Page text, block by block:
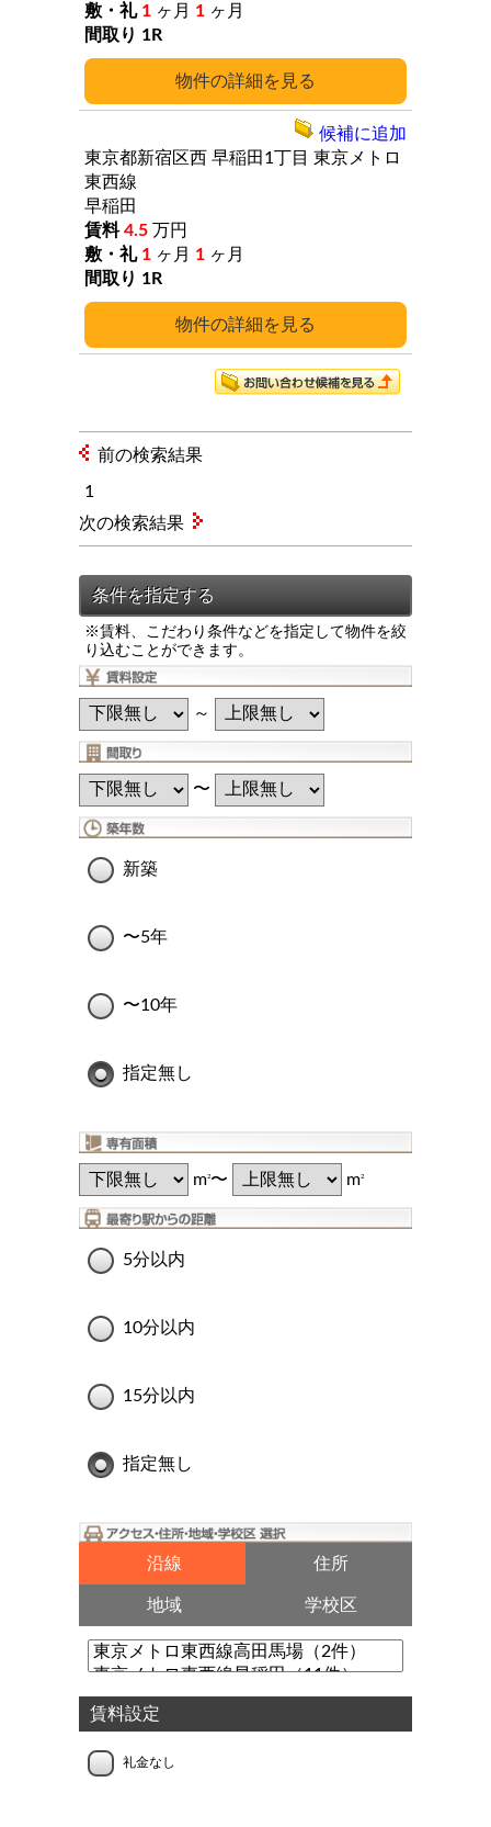
※賃料、こだわり条件などを指定して物件を絞
り込むことができます。
～
〜
新築
〜5年
〜10年
指定無し
m2〜 m2
5分以内
10分以内
15分以内
指定無し
沿線 住所
地域 学校区
賃料設定
礼金なし
詳細
1 ヶ月 1 ヶ月
1R
詳細
東京都新宿区西 早稲田1丁目 東京メトロ
東西線
早稲田
4.5 万円
1 ヶ月 1 ヶ月
1R
候補に追加
前の検索結果
1